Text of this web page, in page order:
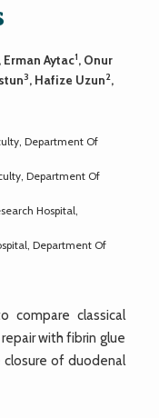
, Erman Aytac1, Onur
3, Hafize Uzun2,
Department Of
Department Of
Hospital,
Department Of
classical
with fibrin glue
closure of duodenal